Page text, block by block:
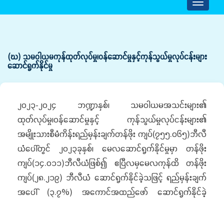
Toggle
(ဃ) သမဝါယမကုန်ထုတ်လုပ်မှု၊ဝန်ဆောင်မှုနှင့်ကုန်သွယ်မှုလုပ်ငန်းများ
ဆောင်ရွက်နိုင်မှု
၂၀၂၃-၂၀၂၄ ဘဏ္ဍာနှစ်၊ သမဝါယမအသင်းများ၏
ထုတ်လုပ်မှု၊ဝန်ဆောင်မှုနှင့် ကုန်သွယ်မှုလုပ်ငန်းများ၏
အမျိုးသားစီမံကိန်းရည်မှန်းချက်တန်ဖိုး ကျပ်(၇၅၅.၀၆၅)ဘီလီ
ယံပေါ်တွင် ၂၀၂၃ခုနှစ်၊ မေလဆောင်ရွက်နိုင်မှုမှာ တန်ဖိုး
ကျပ်(၁၄.၀၁၁)ဘီလီယံဖြစ်၍ ဧပြီလမှမေလကုန်ထိ တန်ဖိုး
ကျပ်(၂၈.၂၁၉) ဘီလီယံ ဆောင်ရွက်နိုင်ခဲ့သဖြင့် ရည်မှန်းချက်
အပေါ် (၃.၇%) အကောင်အထည်ဖော် ဆောင်ရွက်နိုင်ခဲ့